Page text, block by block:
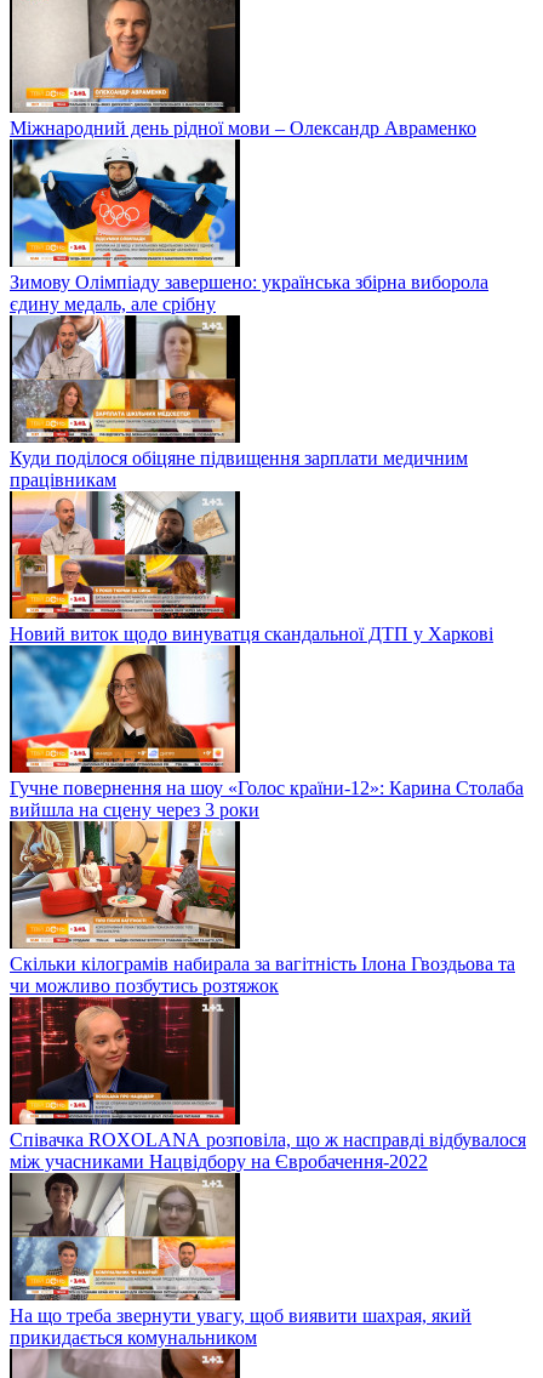
Міжнародний день рідної мови – Олександр Авраменко
Зимову Олімпіаду завершено: українська збірна виборола
єдину медаль, але срібну
Куди поділося обіцяне підвищення зарплати медичним
працівникам
Новий виток щодо винуватця скандальної ДТП у Харкові
Гучне повернення на шоу «Голос країни-12»: Карина Столаба
вийшла на сцену через 3 роки
Скільки кілограмів набирала за вагітність Ілона Гвоздьова та
чи можливо позбутись розтяжок
Співачка ROXOLANА розповіла, що ж насправді відбувалося
між учасниками Нацвідбору на Євробачення-2022
На що треба звернути увагу, щоб виявити шахрая, який
прикидається комунальником